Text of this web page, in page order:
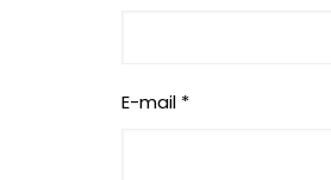
E-mail *